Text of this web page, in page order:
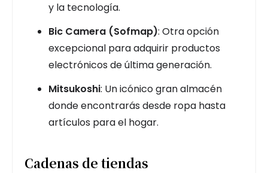
y la tecnología.
Bic Camera (Sofmap): Otra opción
excepcional para adquirir productos
electrónicos de última generación.
Mitsukoshi: Un icónico gran almacén
donde encontrarás desde ropa hasta
artículos para el hogar.
Cadenas de tiendas